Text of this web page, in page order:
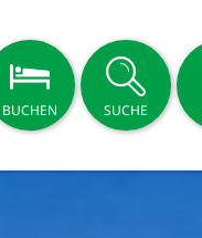
BUCHEN SUCHE